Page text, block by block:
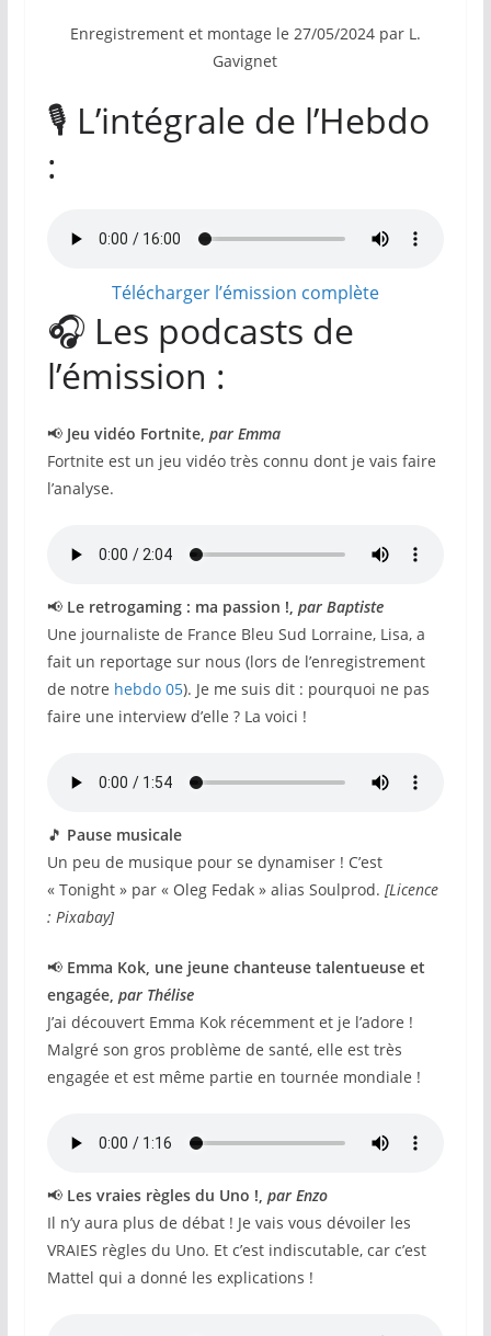
Enregistrement et montage le 27/05/2024 par L.
Gavignet
🎙️ L’intégrale de l’Hebdo
:
Télécharger l’émission complète
🎧 Les podcasts de
l’émission :
📢Jeu vidéo Fortnite, par Emma
Fortnite est un jeu vidéo très connu dont je vais faire
l’analyse.
📢 Le retrogaming : ma passion !, par Baptiste
Une journaliste de France Bleu Sud Lorraine, Lisa, a
fait un reportage sur nous (lors de l’enregistrement
de notre hebdo 05). Je me suis dit : pourquoi ne pas
faire une interview d’elle ? La voici !
🎵 Pause musicale
Un peu de musique pour se dynamiser ! C’est
« Tonight » par « Oleg Fedak » alias Soulprod. [Licence
: Pixabay]
📢 Emma Kok, une jeune chanteuse talentueuse et
engagée, par Thélise
J’ai découvert Emma Kok récemment et je l’adore !
Malgré son gros problème de santé, elle est très
engagée et est même partie en tournée mondiale !
📢 Les vraies règles du Uno !, par Enzo
Il n’y aura plus de débat ! Je vais vous dévoiler les
VRAIES règles du Uno. Et c’est indiscutable, car c’est
Mattel qui a donné les explications !